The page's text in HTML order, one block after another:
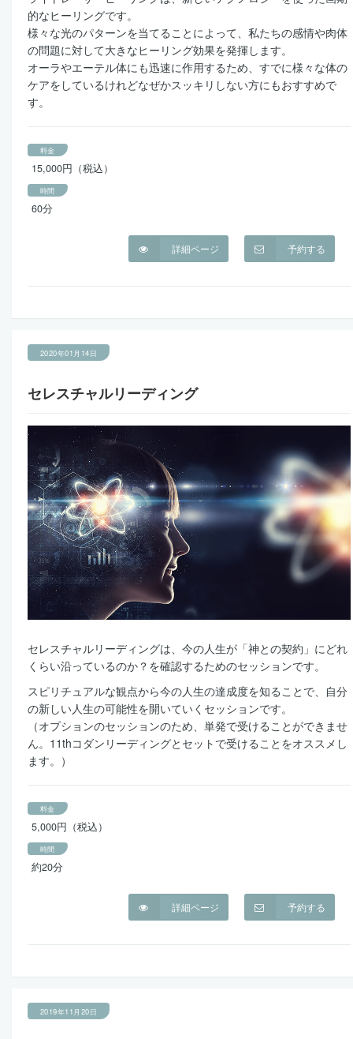
的なヒーリングです。
様々な光のパターンを当てることによって、私たちの感情や肉体
の問題に対して大きなヒーリング効果を発揮します。
オーラやエーテル体にも迅速に作用するため、すでに様々な体の
ケアをしているけれどなぜかスッキリしない方にもおすすめで
す。
料金
15,000円（税込）
時間
60分
予約する
詳細ページ
2020年01月14日
セレスチャルリーディング
セレスチャルリーディングは、今の人生が「神との契約」にどれ
くらい沿っているのか？を確認するためのセッションです。
スピリチュアルな観点から今の人生の達成度を知ることで、自分
の新しい人生の可能性を開いていくセッションです。
（オプションのセッションのため、単発で受けることができませ
ん。11thコダンリーディングとセットで受けることをオススメし
ます。）
料金
5,000円（税込）
時間
約20分
予約する
詳細ページ
2019年11月20日